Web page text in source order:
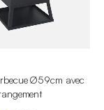
Ø59cm avec